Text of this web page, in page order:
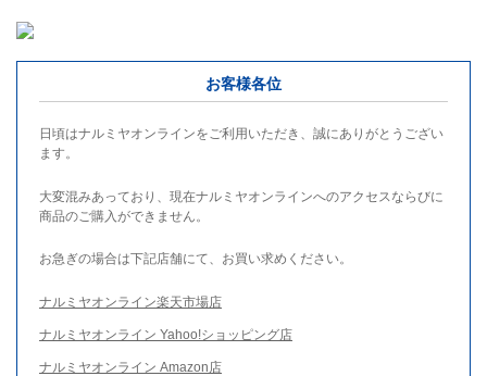
お客様各位
日頃はナルミヤオンラインをご利用いただき、誠にありがとうござい
ます。
大変混みあっており、現在ナルミヤオンラインへのアクセスならびに
商品のご購入ができません。
お急ぎの場合は下記店舗にて、お買い求めください。
ナルミヤオンライン楽天市場店
ナルミヤオンライン Yahoo!ショッピング店
ナルミヤオンライン Amazon店